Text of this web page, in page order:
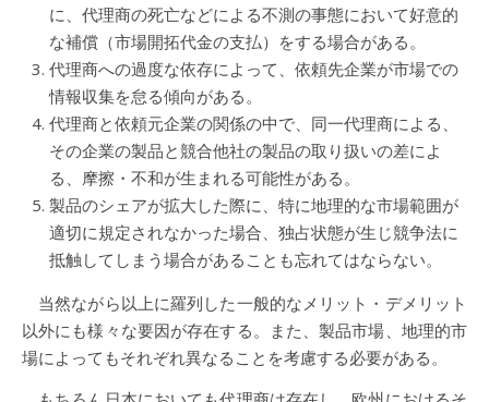
に、代理商の死亡などによる不測の事態において好意的
な補償（市場開拓代金の支払）をする場合がある。
代理商への過度な依存によって、依頼先企業が市場での
情報収集を怠る傾向がある。
代理商と依頼元企業の関係の中で、同一代理商による、
その企業の製品と競合他社の製品の取り扱いの差によ
る、摩擦・不和が生まれる可能性がある。
製品のシェアが拡大した際に、特に地理的な市場範囲が
適切に規定されなかった場合、独占状態が生じ競争法に
抵触してしまう場合があることも忘れてはならない。
当然ながら以上に羅列した一般的なメリット・デメリット
以外にも様々な要因が存在する。また、製品市場、地理的市
場によってもそれぞれ異なることを考慮する必要がある。